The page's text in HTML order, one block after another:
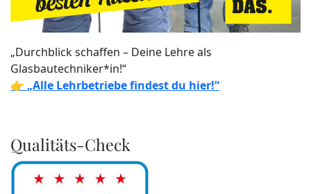
„Durchblick schaffen – Deine Lehre als
Glasbautechniker*in!“
👉 „Alle Lehrbetriebe findest du hier!“
Qualitäts-Check